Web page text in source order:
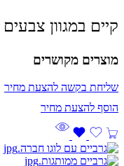
קיים במגוון צבעים
מוצרים מקושרים
שליחת בקשה להצעת מחיר